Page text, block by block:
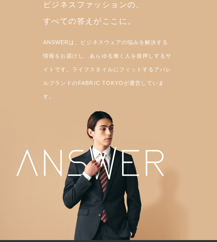
ビジネスファッションの、
すべての答えがここに。
ANSWERは、ビジネスウェアの悩みを解決する
情報をお届けし、あらゆる働く人を後押しするサ
イトです。ライフスタイルにフィットするアパレ
ルブランドのFABRIC TOKYOが運営していま
す。